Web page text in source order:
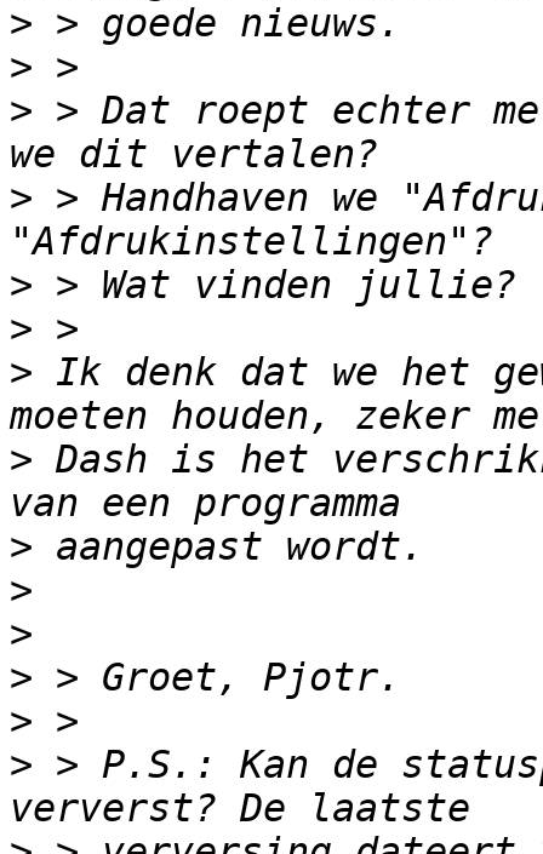
>
>
> > Dat roept echter
> > Handhaven we
>
>
> Ik denk dat we het
> Dash is het
>
>
>
>
>
> > P.S.: Kan de